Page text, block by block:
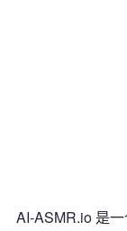
AI-ASMR.io 是